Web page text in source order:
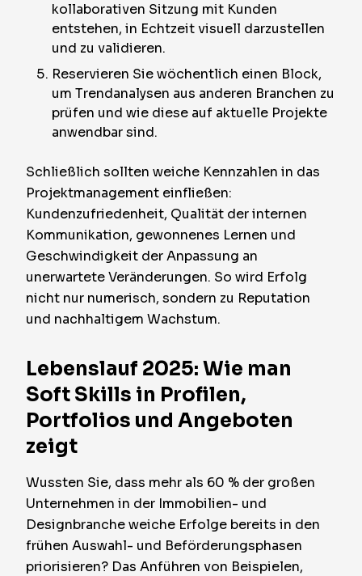
kollaborativen Sitzung mit Kunden
entstehen, in Echtzeit visuell darzustellen
und zu validieren.
Reservieren Sie wöchentlich einen Block,
um Trendanalysen aus anderen Branchen zu
prüfen und wie diese auf aktuelle Projekte
anwendbar sind.
Schließlich sollten weiche Kennzahlen in das
Projektmanagement einfließen:
Kundenzufriedenheit, Qualität der internen
Kommunikation, gewonnenes Lernen und
Geschwindigkeit der Anpassung an
unerwartete Veränderungen. So wird Erfolg
nicht nur numerisch, sondern zu Reputation
und nachhaltigem Wachstum.
Lebenslauf 2025: Wie man
Soft Skills in Profilen,
Portfolios und Angeboten
zeigt
Wussten Sie, dass mehr als 60 % der großen
Unternehmen in der Immobilien- und
Designbranche weiche Erfolge bereits in den
frühen Auswahl- und Beförderungsphasen
priorisieren? Das Anführen von Beispielen,